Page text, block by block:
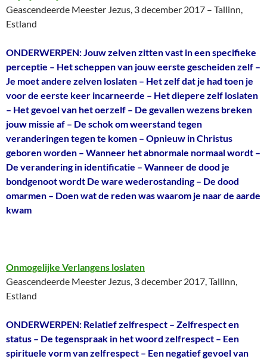
Geascendeerde Meester Jezus, 3 december 2017 – Tallinn,
Estland
ONDERWERPEN: Jouw zelven zitten vast in een specifieke
perceptie – Het scheppen van jouw eerste gescheiden zelf –
Je moet andere zelven loslaten – Het zelf dat je had toen je
voor de eerste keer incarneerde – Het diepere zelf loslaten
– Het gevoel van het oerzelf – De gevallen wezens breken
jouw missie af – De schok om weerstand tegen
veranderingen tegen te komen – Opnieuw in Christus
geboren worden – Wanneer het abnormale normaal wordt –
De verandering in identificatie – Wanneer de dood je
bondgenoot wordt De ware wederostanding – De dood
omarmen – Doen wat de reden was waarom je naar de aarde
kwam
Onmogelijke Verlangens loslaten
Geascendeerde Meester Jezus, 3 december 2017, Tallinn,
Estland
ONDERWERPEN: Relatief zelfrespect – Zelfrespect en
status – De tegenspraak in het woord zelfrespect – Een
spirituele vorm van zelfrespect – Een negatief gevoel van